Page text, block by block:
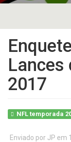
Lances
2017
NFL temporada
Enviado por JP em